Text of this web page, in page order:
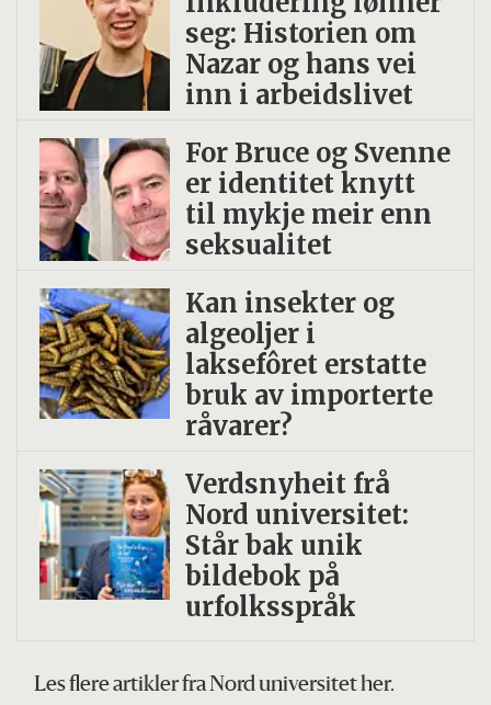
Kilder: Store norske leksikon og Wikipedia
seg: Historien om
Nazar og hans vei
inn i arbeidslivet
For Bruce og Svenne
er identitet knytt
til mykje meir enn
seksualitet
Kan insekter og
algeoljer i
laksefôret erstatte
bruk av importerte
råvarer?
Verdsnyheit frå
Nord universitet:
Står bak unik
bildebok på
urfolksspråk
Les flere artikler fra Nord universitet her.